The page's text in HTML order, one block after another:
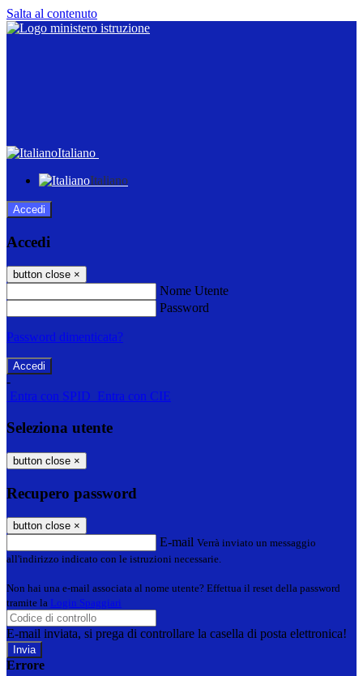
Salta al contenuto
Italiano
Italiano
Accedi
Accedi
button close ×
Nome Utente
Password
Password dimenticata?
-
Entra con SPID Entra con CIE
Seleziona utente
button close ×
Recupero password
button close ×
E-mail Verrà inviato un messaggio
all'indirizzo indicato con le istruzioni necessarie.
Non hai una e-mail associata al nome utente? Effettua il reset della password
tramite la Login Spaggiari
E-mail inviata, si prega di controllare la casella di posta elettronica!
Errore